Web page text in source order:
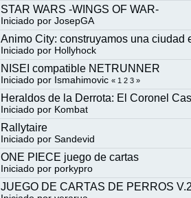
STAR WARS -WINGS OF WAR-
Iniciado porJosepGA
Animo City: construyamos una ciudad
Iniciado por Hollyhock
NISEI compatible NETRUNNER
Iniciado por Ismahimovic « 1 2 3 »
Heraldos de la Derrota: El Coronel
Iniciado por Kombat
Rallytaire
Iniciado porSandevid
ONE PIECE juego de cartas
Iniciado por porkypro
JUEGO DE CARTAS DE PERROS V.2